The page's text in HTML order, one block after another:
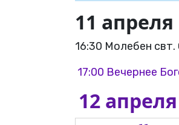
11
16:30 Молебен
17:00 Вечернее
12